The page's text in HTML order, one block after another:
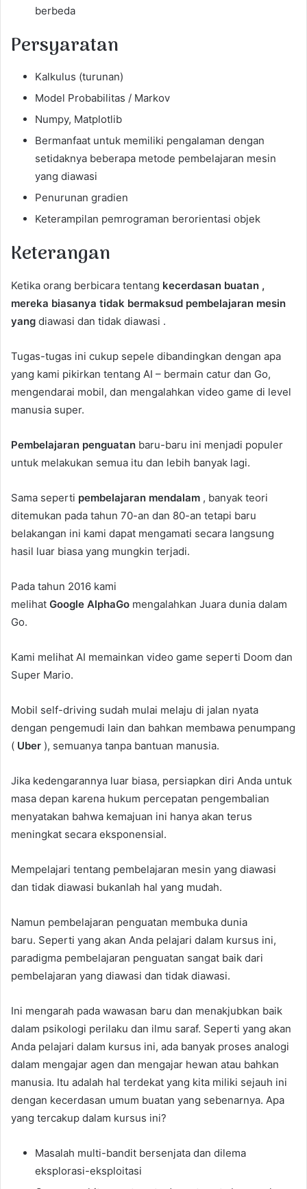
berbeda
Persyaratan
Kalkulus (turunan)
Model Probabilitas / Markov
Numpy, Matplotlib
Bermanfaat untuk memiliki pengalaman dengan
setidaknya beberapa metode pembelajaran mesin
yang diawasi
Penurunan gradien
Keterampilan pemrograman berorientasi objek
Keterangan
Ketika orang berbicara tentang kecerdasan buatan ,
mereka biasanya tidak bermaksud pembelajaran mesin
yang diawasi dan tidak diawasi .
Tugas-tugas ini cukup sepele dibandingkan dengan apa
yang kami pikirkan tentang AI – bermain catur dan Go,
mengendarai mobil, dan mengalahkan video game di level
manusia super.
Pembelajaran penguatan baru-baru ini menjadi populer
untuk melakukan semua itu dan lebih banyak lagi.
Sama seperti pembelajaran mendalam , banyak teori
ditemukan pada tahun 70-an dan 80-an tetapi baru
belakangan ini kami dapat mengamati secara langsung
hasil luar biasa yang mungkin terjadi.
Pada tahun 2016 kami
melihat Google AlphaGo mengalahkan Juara dunia dalam
Go.
Kami melihat AI memainkan video game seperti Doom dan
Super Mario.
Mobil self-driving sudah mulai melaju di jalan nyata
dengan pengemudi lain dan bahkan membawa penumpang
( Uber ), semuanya tanpa bantuan manusia.
Jika kedengarannya luar biasa, persiapkan diri Anda untuk
masa depan karena hukum percepatan pengembalian
menyatakan bahwa kemajuan ini hanya akan terus
meningkat secara eksponensial.
Mempelajari tentang pembelajaran mesin yang diawasi
dan tidak diawasi bukanlah hal yang mudah.
Namun pembelajaran penguatan membuka dunia
baru. Seperti yang akan Anda pelajari dalam kursus ini,
paradigma pembelajaran penguatan sangat baik dari
pembelajaran yang diawasi dan tidak diawasi.
Ini mengarah pada wawasan baru dan menakjubkan baik
dalam psikologi perilaku dan ilmu saraf. Seperti yang akan
Anda pelajari dalam kursus ini, ada banyak proses analogi
dalam mengajar agen dan mengajar hewan atau bahkan
manusia. Itu adalah hal terdekat yang kita miliki sejauh ini
dengan kecerdasan umum buatan yang sebenarnya. Apa
yang tercakup dalam kursus ini?
Masalah multi-bandit bersenjata dan dilema
eksplorasi-eksploitasi